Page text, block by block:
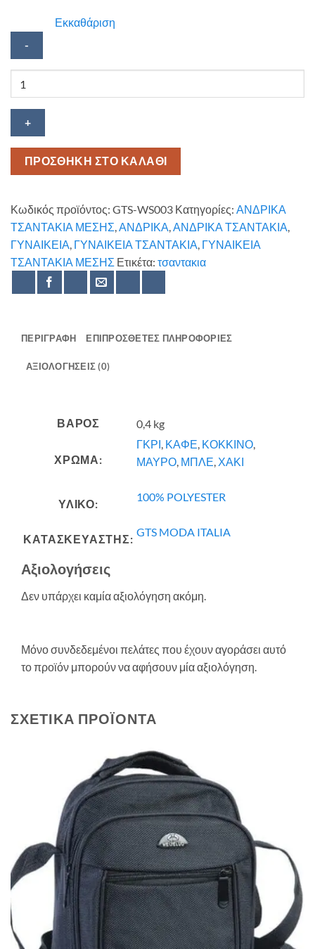
Εκκαθάριση
Moda
Italia
ΠΡΟΣΘΗΚΗ ΣΤΟ ΚΑΛΑΘΙ
Κωδικός προϊόντος: GTS-WS003 Κατηγορίες: ΑΝΔΡΙΚΑ
ΤΣΑΝΤΑΚΙΑ ΜΕΣΗΣ,ΑΝΔΡΙΚΑ,ΑΝΔΡΙΚΑ ΤΣΑΝΤΑΚΙΑ,
ΓΥΝΑΙΚΕΙΑ, ΓΥΝΑΙΚΕΙΑ ΤΣΑΝΤΑΚΙΑ, ΓΥΝΑΙΚΕΙΑ
ΤΣΑΝΤΑΚΙΑ ΜΕΣΗΣ Ετικέτα: τσαντακια
ΠΕΡΙΓΡΑΦΉ ΕΠΙΠΡΌΣΘΕΤΕΣ ΠΛΗΡΟΦΟΡΊΕΣ
ΑΞΙΟΛΟΓΉΣΕΙΣ (0)
ΒΆΡΟΣ 0,4 kg
ΧΡΩΜΑ:
ΓΚΡΙ, ΚΑΦΕ, ΚΟΚΚΙΝΟ,
ΜΑΥΡΟ, ΜΠΛΕ, ΧΑΚΙ
ΥΛΙΚΟ:
100% POLYESTER
ΚΑΤΑΣΚΕΥΑΣΤΗΣ:
GTS MODA ITALIA
Αξιολογήσεις
Δεν υπάρχει καμία αξιολόγηση ακόμη.
Μόνο συνδεδεμένοι πελάτες που έχουν αγοράσει αυτό
το προϊόν μπορούν να αφήσουν μία αξιολόγηση.
ΣΧΕΤΙΚΆ ΠΡΟΪΌΝΤΑ